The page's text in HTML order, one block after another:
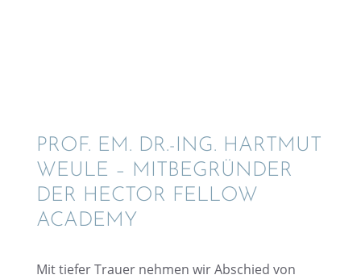
PROF. EM. DR.-ING. HARTMUT
WEULE – MITBE­GRÜN­DER
DER HECTOR FELLOW
ACADEMY
Mit tiefer Trauer nehmen wir Abschied von